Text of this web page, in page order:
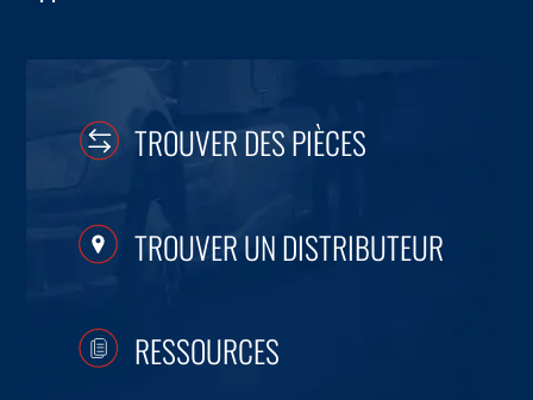
TROUVER DES PIÈCES
TROUVER UN DISTRIBUTEUR
RESSOURCES